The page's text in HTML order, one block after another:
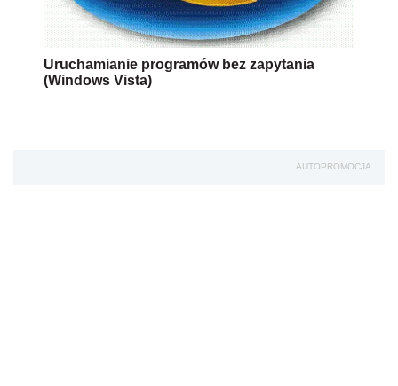
Uruchamianie programów bez zapytania
(Windows Vista)
AUTOPROMOCJA